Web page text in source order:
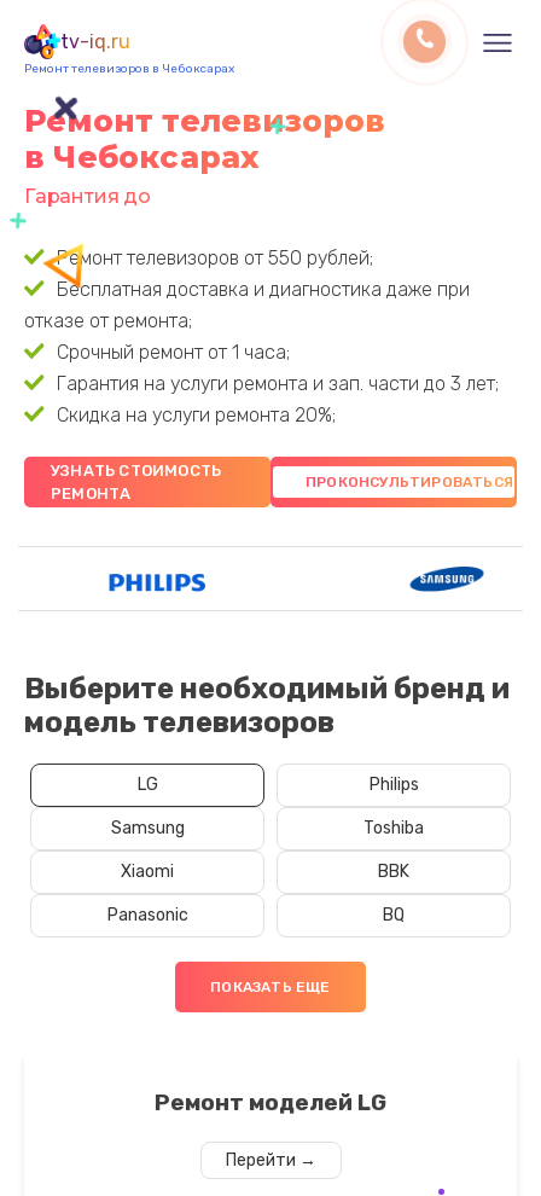
tv-iq.ru
Ремонт телевизоров в Чебоксарах
Ремонт телевизоров
в Чебоксарах
Гарантия до 3 лет
Ремонт телевизоров от 550 рублей;
Бесплатная доставка и диагностика даже при
отказе от ремонта;
Срочный ремонт от 1 часа;
Гарантия на услуги ремонта и зап. части до 3 лет;
Скидка на услуги ремонта 20%;
УЗНАТЬ СТОИМОСТЬ
РЕМОНТА
Выберите необходимый бренд и
модель телевизоров
LG Philips
Samsung Toshiba
Xiaomi BBK
Panasonic BQ
ПОКАЗАТЬ ЕЩЕ
Ремонт моделей LG
Перейти →